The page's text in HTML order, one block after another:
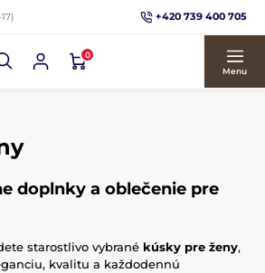
+420 739 400 705
0
Menu
doplnky a oblečenie pre
starostlivo vybrané kúsky pre ženy,
kvalitu a každodennú